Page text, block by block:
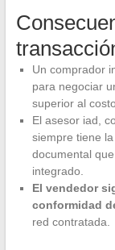
Un comprador
para negociar
superior al
El asesor iad,
siempre tiene
documental
integrado.
El vendedor
conformidad
red contratada.